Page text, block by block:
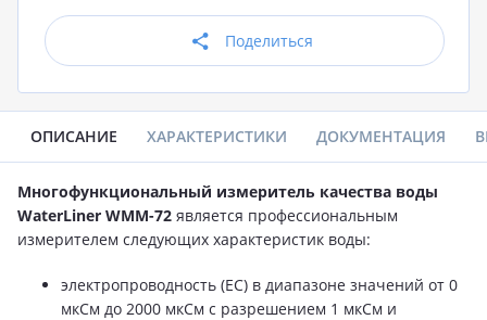
Поделиться
ОПИСАНИЕ ХАРАКТЕРИСТИКИ ДОКУМЕНТАЦИЯ
Многофункциональный измеритель качества воды
WaterLiner WMM-72 является профессиональным
измерителем следующих характеристик воды:
электропроводность (EC) в диапазоне значений от 0
мкСм до 2000 мкСм с разрешением 1 мкСм и